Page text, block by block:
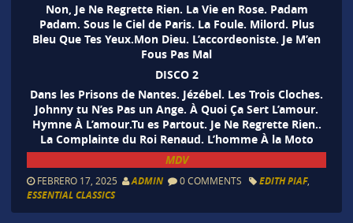
Non, Je Ne Regrette Rien. La Vie en Rose. Padam
Padam. Sous le Ciel de Paris. La Foule. Milord. Plus
Bleu Que Tes Yeux.Mon Dieu. L’accordeoniste. Je M’en
Fous Pas Mal
DISCO 2
Dans les Prisons de Nantes. Jézébel. Les Trois Cloches.
Johnny tu N’es Pas un Ange. À Quoi Ça Sert L’amour.
Hymne À L’amour.Tu es Partout. Je Ne Regrette Rien..
La Complainte du Roi Renaud. L’homme À la Moto
MDV
FEBRERO 17, 2025 ADMIN 0 COMMENTS EDITH PIAF,
ESSENTIAL CLASSICS